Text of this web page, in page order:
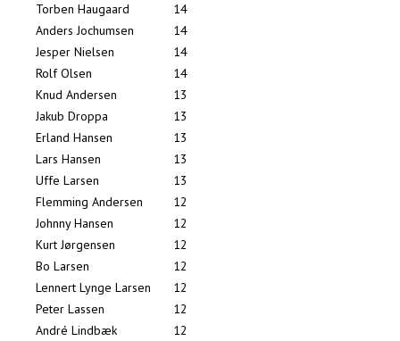
Torben Haugaard
14
Anders Jochumsen
14
Jesper Nielsen
14
Rolf Olsen
14
Knud Andersen
13
Jakub Droppa
13
Erland Hansen
13
Lars Hansen
13
Uffe Larsen
13
Flemming Andersen
12
Johnny Hansen
12
Kurt Jørgensen
12
Bo Larsen
12
Lennert Lynge Larsen
12
Peter Lassen
12
André Lindbæk
12